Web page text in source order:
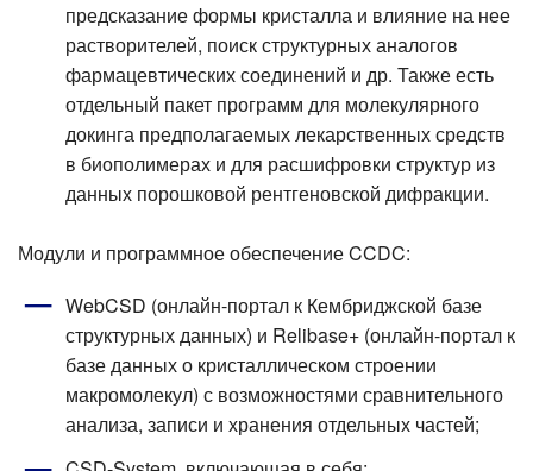
предсказание формы кристалла и влияние на нее
растворителей, поиск структурных аналогов
фармацевтических соединений и др. Также есть
отдельный пакет программ для молекулярного
докинга предполагаемых лекарственных средств
в биополимерах и для расшифровки структур из
данных порошковой рентгеновской дифракции.
Модули и программное обеспечение CCDC:
WebCSD (онлайн-портал к Кембриджской базе
структурных данных) и Relibase+ (онлайн-портал к
базе данных о кристаллическом строении
макромолекул) с возможностями сравнительного
анализа, записи и хранения отдельных частей;